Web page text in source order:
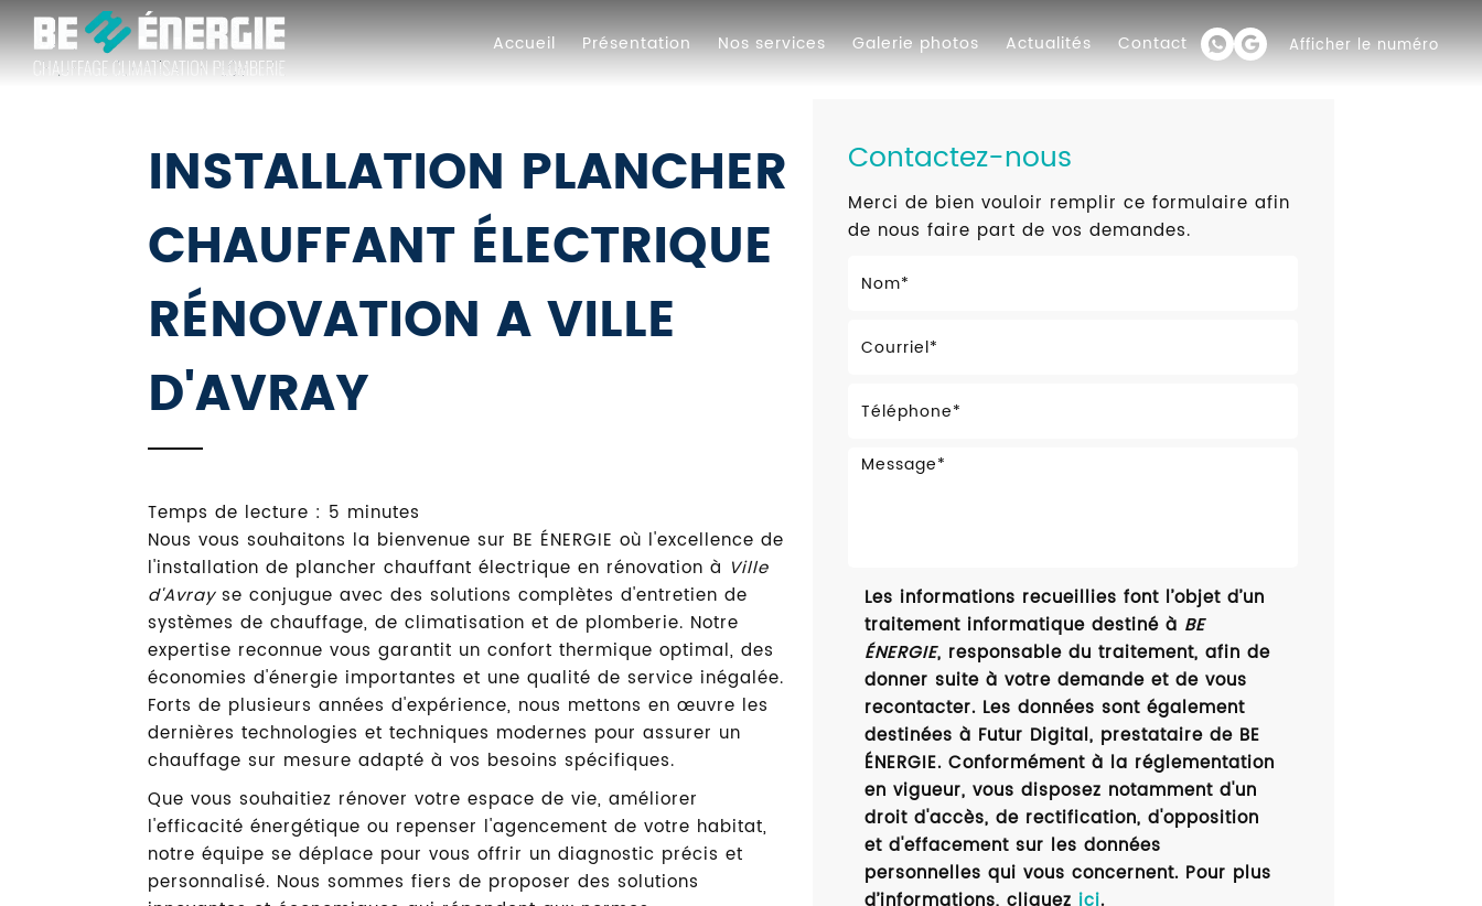
BE
ÉNERGIE
Accueil Présentation Nos services Galerie photos Actualités Contact Afficher le numéro
INSTALLATION PLANCHER
CHAUFFANT ÉLECTRIQUE
RÉNOVATION A VILLE
D'AVRAY
Temps de lecture : 5 minutes
Nous vous souhaitons la bienvenue sur BE ÉNERGIE où l'excellence de
l'installation de plancher chauffant électrique en rénovation à Ville
d'Avrayse conjugue avec des solutions complètes d'entretien de
systèmes de chauffage, de climatisation et de plomberie. Notre
expertise reconnue vous garantit un confort thermique optimal, des
économies d'énergie importantes et une qualité de service inégalée.
Forts de plusieurs années d'expérience, nous mettons en œuvre les
dernières technologies et techniques modernes pour assurer un
chauffage sur mesure adapté à vos besoins spécifiques.
Que vous souhaitiez rénover votre espace de vie, améliorer
l'efficacité énergétique ou repenser l'agencement de votre habitat,
notre équipe se déplace pour vous offrir un diagnostic précis et
personnalisé. Nous sommes fiers de proposer des solutions
Contactez-nous
Merci de bien vouloir remplir ce formulaire afin
de nous faire part de vos demandes.
Les informations recueillies font l’objet d’un
traitement informatique destiné à BE
ÉNERGIE, responsable du traitement, afin de
donner suite à votre demande et de vous
recontacter. Les données sont également
destinées à Futur Digital, prestataire de BE
ÉNERGIE. Conformément à la réglementation
en vigueur, vous disposez notamment d'un
droit d'accès, de rectification, d'opposition
et d'effacement sur les données
personnelles qui vous concernent. Pour plus